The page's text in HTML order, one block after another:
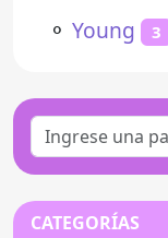
⚬ Young 3
CATEGORÍAS